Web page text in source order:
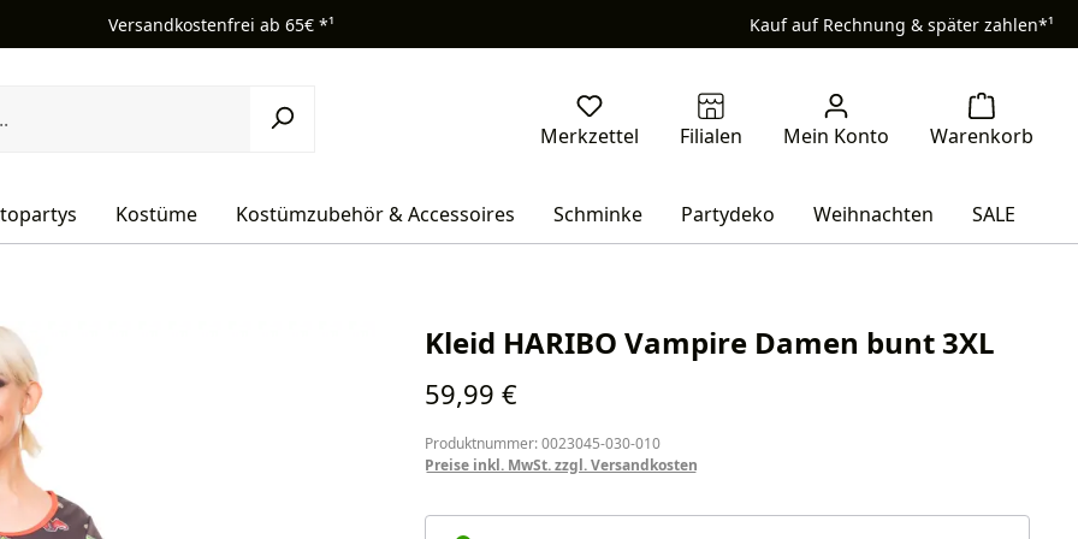
Versandkostenfrei ab 65€ *¹ Kauf auf Rechnung & später zahlen*¹
Kostüme Kostümzubehör & Accessoires Schminke Partydeko Weihnachten SALE
Kleid HARIBO Vampire Damen bunt 3XL
Regulärer Preis:
59,99 €
Produktnummer: 0023045-030-010
Preise inkl. MwSt. zzgl. Versandkosten